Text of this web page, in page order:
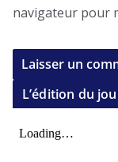
navigateur pour
L’édition du